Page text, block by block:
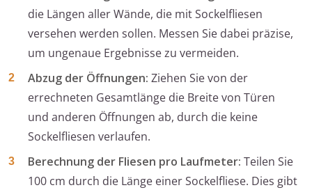
die Längen aller Wände, die mit Sockelfliesen
versehen werden sollen. Messen Sie dabei präzise,
um ungenaue Ergebnisse zu vermeiden.
Abzug der Öffnungen: Ziehen Sie von der
errechneten Gesamtlänge die Breite von Türen
und anderen Öffnungen ab, durch die keine
Sockelfliesen verlaufen.
Berechnung der Fliesen pro Laufmeter: Teilen Sie
100 cm durch die Länge einer Sockelfliese. Dies gibt